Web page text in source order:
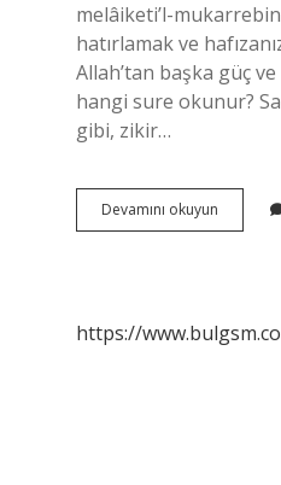
melâiketi’l-
hatırlamak ve
Allah’tan başka güç
hangi sure okunur?
gibi, zikir…
Devamını okuyun
Için
https://